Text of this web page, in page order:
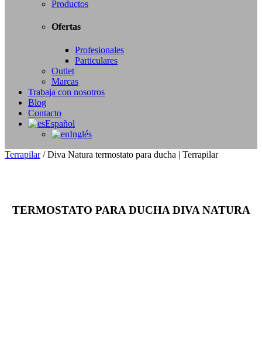
Productos
Ofertas
Profesionales
Particulares
Outlet
Marcas
Trabaja con nosotros
Blog
Contacto
Español
Inglés
Terrapilar/Diva Natura termostato para ducha | Terrapilar
TERMOSTATO PARA DUCHA DIVA NATURA